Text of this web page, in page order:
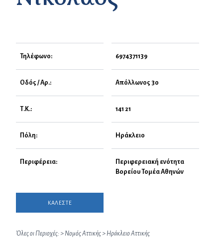
Τηλέφωνο: 6974371139
Οδός / Αρ.: Απόλλωνος 30
Τ.Κ.: 141 21
Πόλη: Ηράκλειο
Περιφέρεια:
Περιφερειακή ενότητα
Βορείου Τομέα Αθηνών
ΚΑΛΕΣΤΕ
Όλες οι Περιοχές:> Νομός Αττικής> Ηράκλειο Αττικής